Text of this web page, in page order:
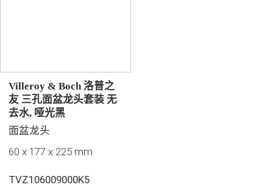
Villeroy & Boch 洛普之
友 三孔面盆龙头套装 无
去水, 哑光黑
面盆龙头
60 x 177 x 225 mm
TVZ106009000K5